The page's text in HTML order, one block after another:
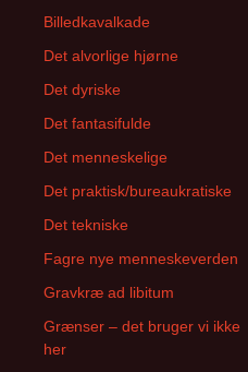
Billedkavalkade
Det alvorlige hjørne
Det dyriske
Det fantasifulde
Det menneskelige
Det praktisk/bureaukratiske
Det tekniske
Fagre nye menneskeverden
Gravkræ ad libitum
Grænser – det bruger vi ikke
her